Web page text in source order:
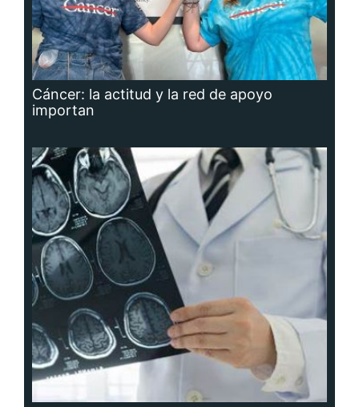
Cáncer: la actitud y la red de apoyo
importan